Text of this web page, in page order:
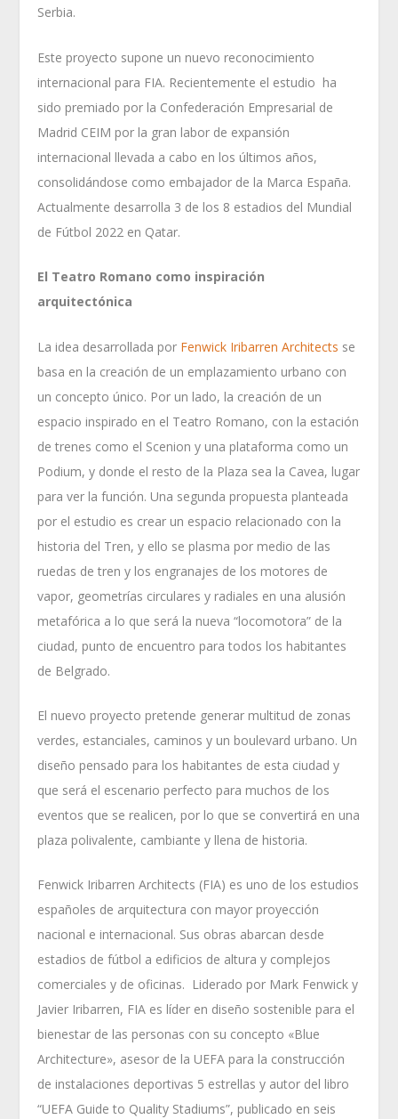
Serbia.
Este proyecto supone un nuevo reconocimiento
internacional para FIA. Recientemente el estudio ha
sido premiado por la Confederación Empresarial de
Madrid CEIM por la gran labor de expansión
internacional llevada a cabo en los últimos años,
consolidándose como embajador de la Marca España.
Actualmente desarrolla 3 de los 8 estadios del Mundial
de Fútbol 2022 en Qatar.
El Teatro Romano como inspiración
arquitectónica
La idea desarrollada por Fenwick Iribarren Architects se
basa en la creación de un emplazamiento urbano con
un concepto único. Por un lado, la creación de un
espacio inspirado en el Teatro Romano, con la estación
de trenes como el Scenion y una plataforma como un
Podium, y donde el resto de la Plaza sea la Cavea, lugar
para ver la función. Una segunda propuesta planteada
por el estudio es crear un espacio relacionado con la
historia del Tren, y ello se plasma por medio de las
ruedas de tren y los engranajes de los motores de
vapor, geometrías circulares y radiales en una alusión
metafórica a lo que será la nueva “locomotora” de la
ciudad, punto de encuentro para todos los habitantes
de Belgrado.
El nuevo proyecto pretende generar multitud de zonas
verdes, estanciales, caminos y un boulevard urbano. Un
diseño pensado para los habitantes de esta ciudad y
que será el escenario perfecto para muchos de los
eventos que se realicen, por lo que se convertirá en una
plaza polivalente, cambiante y llena de historia.
Fenwick Iribarren Architects (FIA) es uno de los estudios
españoles de arquitectura con mayor proyección
nacional e internacional. Sus obras abarcan desde
estadios de fútbol a edificios de altura y complejos
comerciales y de oficinas. Liderado por Mark Fenwick y
Javier Iribarren, FIA es líder en diseño sostenible para el
bienestar de las personas con su concepto «Blue
Architecture», asesor de la UEFA para la construcción
de instalaciones deportivas 5 estrellas y autor del libro
“UEFA Guide to Quality Stadiums”, publicado en seis